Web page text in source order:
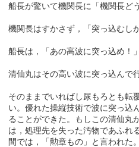
船長が驚いて機関長に「機関長ど
機関長はすかさず，「突っ込むし
船長は，「あの高波に突っ込め！
清仙丸はその高い波に突っ込んで
そのままでいればし尿もろとも転
い。優れた操縦技術で波に突っ込
ることができた。もしこの清仙丸
は，処理先を失った汚物であふれ
間では，「勲章もの」と言われた。